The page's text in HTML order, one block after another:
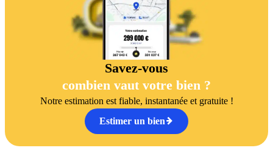
Savez-vous
combien vaut votre bien ?
Notre estimation est fiable, instantanée et gratuite !
Estimer un bien